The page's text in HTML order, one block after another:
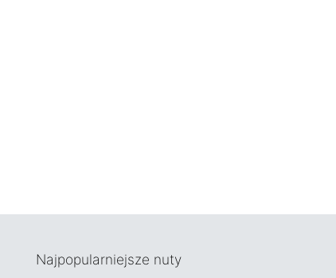
Najpopularniejsze nuty